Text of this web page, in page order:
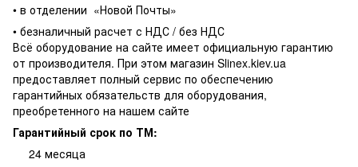
• в отделении «Новой Почты»
• безналичный расчет с НДС / без НДС
Всё оборудование на сайте имеет официальную гарантию
от производителя. При этом магазин Slinex.kiev.ua
предоставляет полный сервис по обеспечению
гарантийных обязательств для оборудования,
преобретенного на нашем сайте
Гарантийный срок по ТМ:
24 месяца